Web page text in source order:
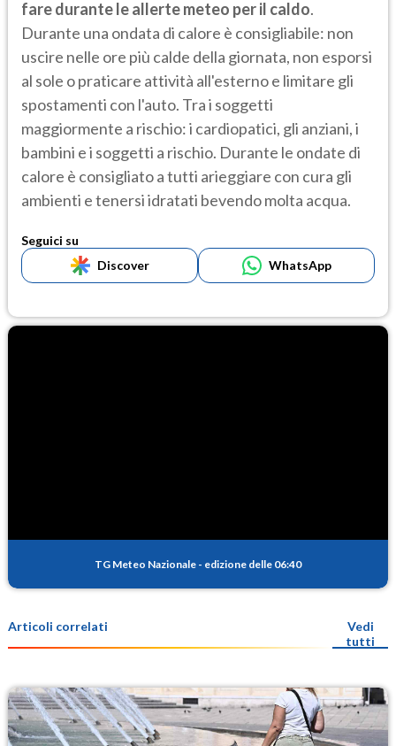
fare durante le allerte meteo per il caldo.
Durante una ondata di calore è consigliabile: non
uscire nelle ore più calde della giornata, non esporsi
al sole o praticare attività all'esterno e limitare gli
spostamenti con l'auto. Tra i soggetti
maggiormente a rischio: i cardiopatici, gli anziani, i
bambini e i soggetti a rischio. Durante le ondate di
calore è consigliato a tutti arieggiare con cura gli
ambienti e tenersi idratati bevendo molta acqua.
Seguici su
Discover
WhatsApp
TG Meteo Nazionale - edizione delle 06:40
Articoli correlati
Vedi
tutti